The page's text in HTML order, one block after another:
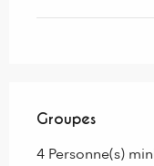
Groupes
Groupes
4 Personne(s)